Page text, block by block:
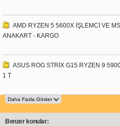
AMD RYZEN 5 5600X İŞLEMCİ VE
ANAKART - KARGO
ASUS ROG STRİX G15 RYZEN 9
1 T
Benzer konular: